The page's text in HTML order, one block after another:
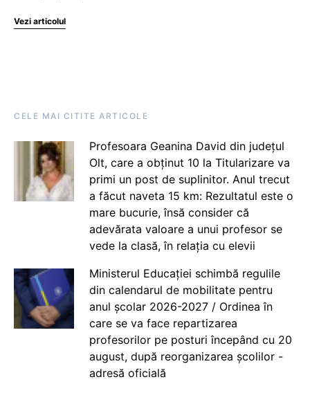
Vezi articolul
CELE MAI CITITE ARTICOLE
Profesoara Geanina David din județul
Olt, care a obținut 10 la Titularizare va
primi un post de suplinitor. Anul trecut
a făcut naveta 15 km: Rezultatul este o
mare bucurie, însă consider că
adevărata valoare a unui profesor se
vede la clasă, în relația cu elevii
Ministerul Educației schimbă regulile
din calendarul de mobilitate pentru
anul școlar 2026-2027 / Ordinea în
care se va face repartizarea
profesorilor pe posturi începând cu 20
august, după reorganizarea școlilor -
adresă oficială